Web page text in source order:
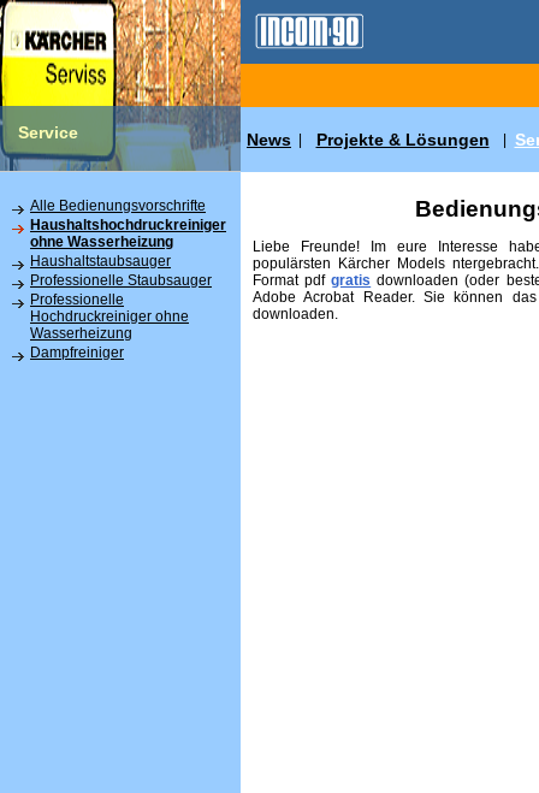
Service News Projekte & Lösungen
Alle Bedienungsvorschrifte
Haushaltshochdruckreiniger
ohne Wasserheizung
Haushaltstaubsauger
Professionelle Staubsauger
Professionelle
Hochdruckreiniger ohne
Wasserheizung
Dampfreiniger
Liebe Freunde! Im eure Interesse
populärsten Kärcher Models
Format pdfgratis downloaden (oder
Adobe Acrobat Reader. Sie können
downloaden.